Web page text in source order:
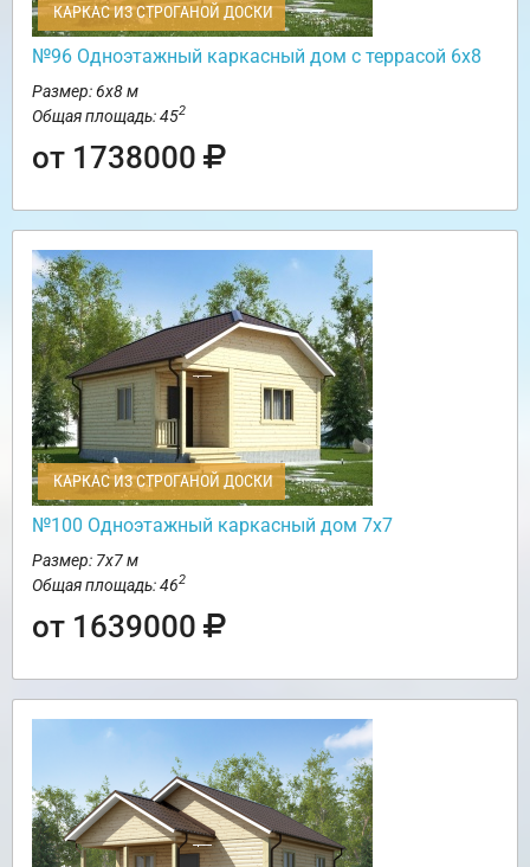
КАРКАС ИЗ СТРОГАНОЙ ДОСКИ
№96 Одноэтажный каркасный дом с террасой 6х8
Размер: 6х8 м
Общая площадь: 452
от 1738000
КАРКАС ИЗ СТРОГАНОЙ ДОСКИ
№100 Одноэтажный каркасный дом 7х7
Размер: 7х7 м
Общая площадь: 462
от 1639000